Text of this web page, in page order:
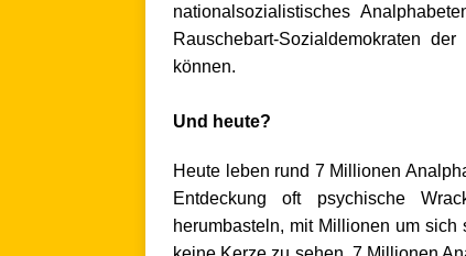
nationalsozialistisches
Rauschebart-Sozialdemokraten
können.
Und heute?
Heute leben rund 7 Millionen
Entdeckung oft psychische
herumbasteln, mit Millionen um